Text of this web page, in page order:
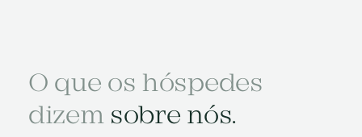
O que os hóspedes
dizem sobre nós.